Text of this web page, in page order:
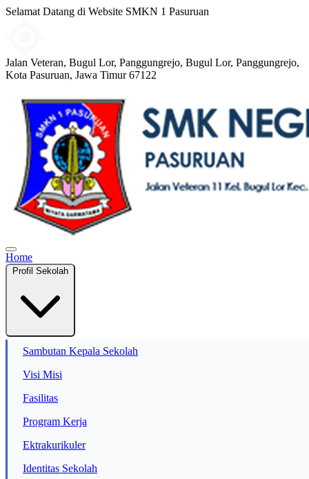
Selamat Datang di Website SMKN 1 Pasuruan
Jalan Veteran, Bugul Lor, Panggungrejo, Bugul Lor, Panggungrejo,
Kota Pasuruan, Jawa Timur 67122
Home
Profil Sekolah
Sambutan Kepala Sekolah
Visi Misi
Fasilitas
Program Kerja
Ektrakurikuler
Identitas Sekolah